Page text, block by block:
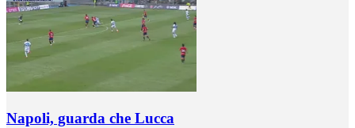
Napoli, guarda che Lucca